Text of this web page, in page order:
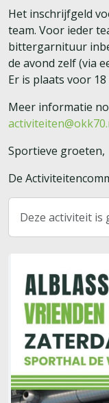
Het inschrijfgeld
team. Voor ieder
bittergarnituur
de avond zelf (via
Er is plaats voor 18
Meer informatie
Sportieve groeten,
De
Deze activiteit is